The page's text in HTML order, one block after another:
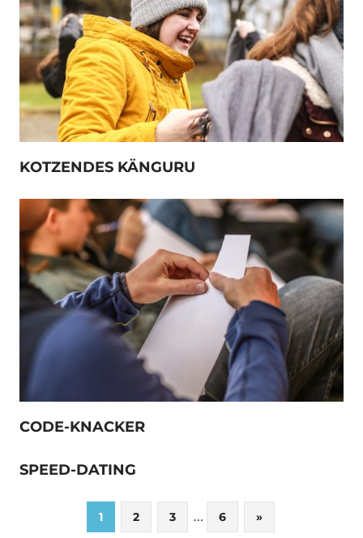
KOTZENDES KÄNGURU
CODE-KNACKER
SPEED-DATING
Seitennummerierung
1 2 3 … 6
Nächste
Beiträge
»